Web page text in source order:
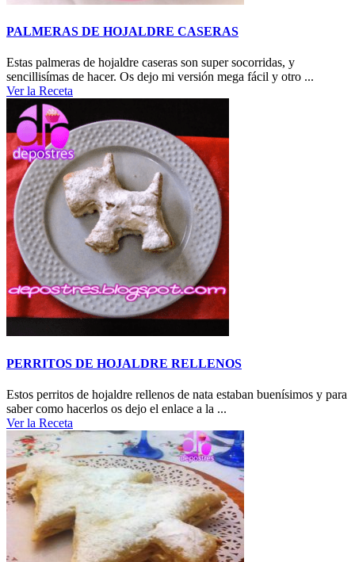
PALMERAS DE HOJALDRE CASERAS
Estas palmeras de hojaldre caseras son super socorridas, y
sencillisímas de hacer. Os dejo mi versión mega fácil y otro ...
Ver la Receta
PERRITOS DE HOJALDRE RELLENOS
Estos perritos de hojaldre rellenos de nata estaban buenísimos y para
saber como hacerlos os dejo el enlace a la ...
Ver la Receta